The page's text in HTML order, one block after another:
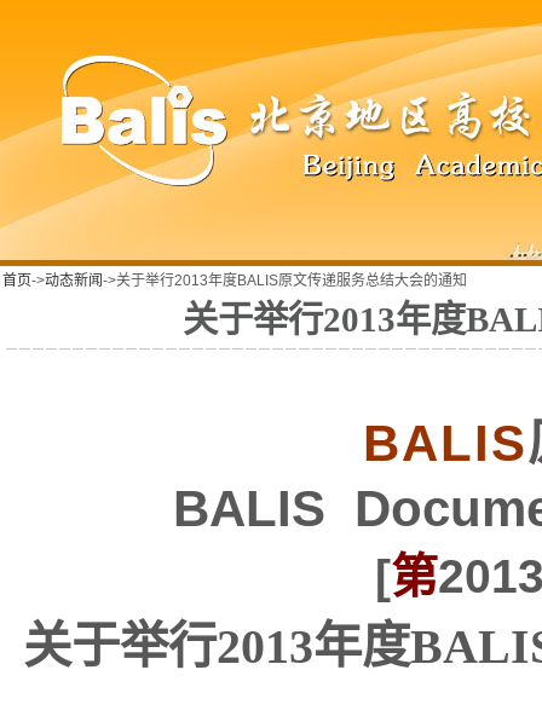
首页->动态新闻->关于举行2013年度BALIS原文传递服务总结大会的通知
关于举行2013年度
BALIS
BALIS
[第
关于举行2013年度